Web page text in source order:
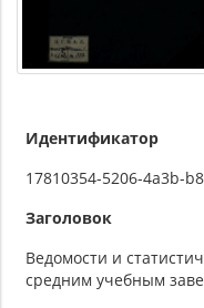
Идентификатор
17810354-5206-4a3b-
Заголовок
Ведомости и
средним учебным